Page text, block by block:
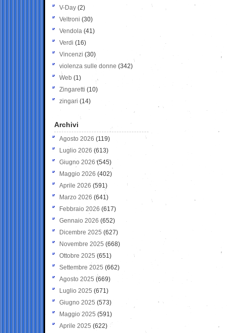
V-Day (2)
Veltroni (30)
Vendola (41)
Verdi (16)
Vincenzi (30)
violenza sulle donne (342)
Web (1)
Zingaretti (10)
zingari (14)
Archivi
Agosto 2026 (119)
Luglio 2026 (613)
Giugno 2026 (545)
Maggio 2026 (402)
Aprile 2026 (591)
Marzo 2026 (641)
Febbraio 2026 (617)
Gennaio 2026 (652)
Dicembre 2025 (627)
Novembre 2025 (668)
Ottobre 2025 (651)
Settembre 2025 (662)
Agosto 2025 (669)
Luglio 2025 (671)
Giugno 2025 (573)
Maggio 2025 (591)
Aprile 2025 (622)